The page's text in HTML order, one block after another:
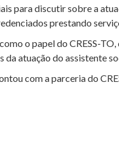
para discutir sobre a
prestando
o papel do CRESS-
atuação do assistente
com a parceria do